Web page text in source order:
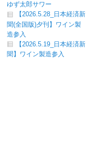
ゆず太郎サワー
【2026.5.28_日本経済新
聞(全国版)夕刊】ワイン製
造参入
【2026.5.19_日本経済新
聞】ワイン製造参入